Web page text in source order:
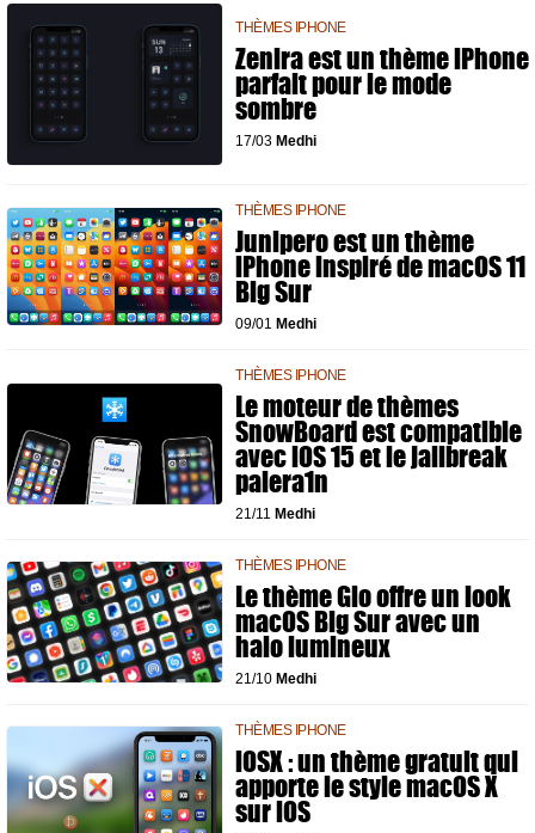
THÈMES IPHONE
Zenira est un thème iPhone
parfait pour le mode
sombre
17/03 Medhi
THÈMES IPHONE
Junipero est un thème
iPhone inspiré de macOS 11
Big Sur
09/01 Medhi
THÈMES IPHONE
Le moteur de thèmes
SnowBoard est compatible
avec iOS 15 et le jailbreak
palera1n
21/11 Medhi
THÈMES IPHONE
Le thème Glo offre un look
macOS Big Sur avec un
halo lumineux
21/10 Medhi
THÈMES IPHONE
iOSX : un thème gratuit qui
apporte le style macOS X
sur iOS